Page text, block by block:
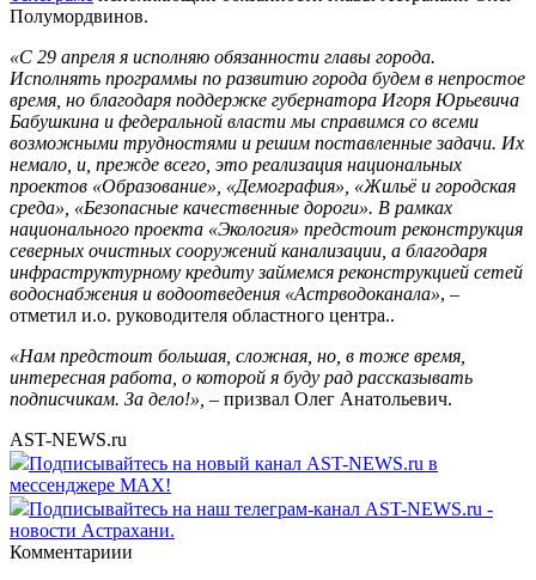
Полумордвинов.
«С 29 апреля я исполняю обязанности главы города.
Исполнять программы по развитию города будем в непростое
время, но благодаря поддержке губернатора Игоря Юрьевича
Бабушкина и федеральной власти мы справимся со всеми
возможными трудностями и решим поставленные задачи. Их
немало, и, прежде всего, это реализация национальных
проектов «Образование», «Демография», «Жильё и городская
среда», «Безопасные качественные дороги». В рамках
национального проекта «Экология» предстоит реконструкция
северных очистных сооружений канализации, а благодаря
инфраструктурному кредиту займемся реконструкцией сетей
водоснабжения и водоотведения «Астрводоканала», –
отметил и.о. руководителя областного центра..
«Нам предстоит большая, сложная, но, в тоже время,
интересная работа, о которой я буду рад рассказывать
подписчикам. За дело!» – призвал Олег Анатольевич.
AST-NEWS.ru
Подписывайтесь на новый канал AST-NEWS.ru в
мессенджере MAX!
Подписывайтесь на наш телеграм-канал AST-NEWS.ru -
новости Астрахани.
Комментариии